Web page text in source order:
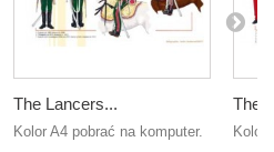
The Lancers...
Kolor A4 pobrać na komputer.
The
Kolor